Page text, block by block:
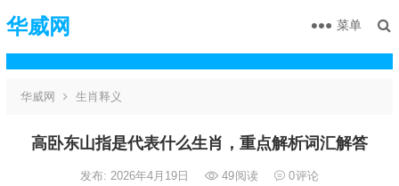
华威网 菜单
华威网 生肖释义
高卧东山指是代表什么生肖，重点解析词汇解答
发布: 2026年4月19日 49阅读 0评论